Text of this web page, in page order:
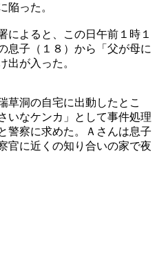
陥った。
によると、この日午前１時１
息子（１８）から「父が母に
出が入った。
草洞の自宅に出動したとこ
いなケンカ」として事件処理
警察に求めた。Ａさんは息子
官に近くの知り合いの家で夜